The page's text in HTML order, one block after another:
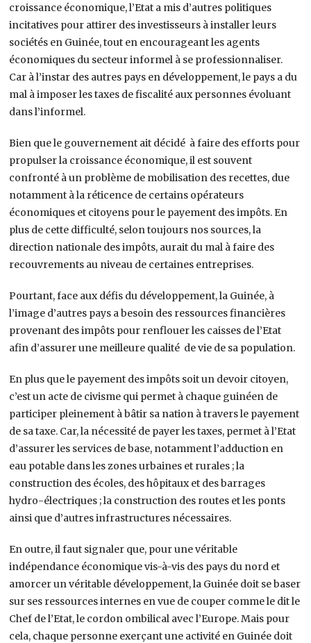
croissance économique, l’Etat a mis d’autres politiques
incitatives pour attirer des investisseurs à installer leurs
sociétés en Guinée, tout en encourageant les agents
économiques du secteur informel à se professionnaliser.
Car à l’instar des autres pays en développement, le pays a du
mal à imposer les taxes de fiscalité aux personnes évoluant
dans l’informel.
Bien que le gouvernement ait décidé à faire des efforts pour
propulser la croissance économique, il est souvent
confronté à un problème de mobilisation des recettes, due
notamment à la réticence de certains opérateurs
économiques et citoyens pour le payement des impôts. En
plus de cette difficulté, selon toujours nos sources, la
direction nationale des impôts, aurait du mal à faire des
recouvrements au niveau de certaines entreprises.
Pourtant, face aux défis du développement, la Guinée, à
l’image d’autres pays a besoin des ressources financières
provenant des impôts pour renflouer les caisses de l’Etat
afin d’assurer une meilleure qualité de vie de sa population.
En plus que le payement des impôts soit un devoir citoyen,
c’est un acte de civisme qui permet à chaque guinéen de
participer pleinement à bâtir sa nation à travers le payement
de sa taxe. Car, la nécessité de payer les taxes, permet à l’Etat
d’assurer les services de base, notamment l’adduction en
eau potable dans les zones urbaines et rurales ; la
construction des écoles, des hôpitaux et des barrages
hydro-électriques ; la construction des routes et les ponts
ainsi que d’autres infrastructures nécessaires.
En outre, il faut signaler que, pour une véritable
indépendance économique vis-à-vis des pays du nord et
amorcer un véritable développement, la Guinée doit se baser
sur ses ressources internes en vue de couper comme le dit le
Chef de l’Etat, le cordon ombilical avec l’Europe. Mais pour
cela, chaque personne exerçant une activité en Guinée doit